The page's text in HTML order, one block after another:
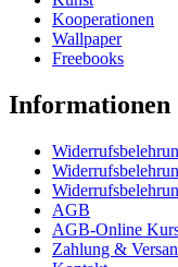
Kooperationen
Wallpaper
Freebooks
Informationen
AGB
AGB-Online
Zahlung &